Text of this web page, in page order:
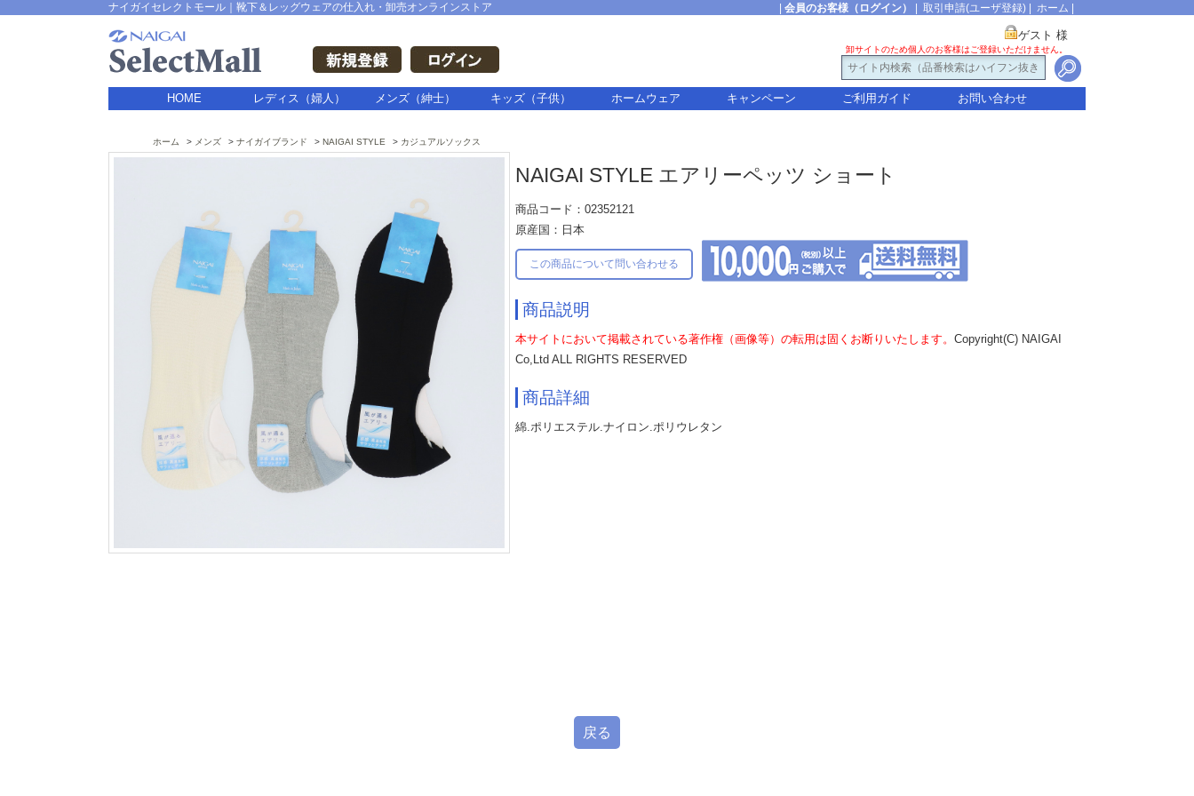
ナイガイセレクトモール｜靴下＆レッグウェアの仕入れ・卸売オンラインストア 会員のお客様（ログイン） 取引申請(ユーザ登録) ホーム
ゲスト 様
卸サイトのため個人のお客様はご登録いただけません。
HOME レディス（婦人） メンズ（紳士） キッズ（子供） ホームウェア キャンペーン ご利用ガイド お問い合わせ
ホーム メンズ ナイガイブランド NAIGAI STYLE カジュアルソックス
NAIGAI STYLE エアリーペッツ ショート
商品コード：02352121
原産国：日本
この商品について問い合わせる
商品説明
本サイトにおいて掲載されている著作権（画像等）の転用は固くお断りいたします。Copyright(C) NAIGAI
Co,Ltd ALL RIGHTS RESERVED
商品詳細
綿.ポリエステル.ナイロン.ポリウレタン
戻る